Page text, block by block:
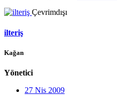
Çevrimdışı
ilteriş
Kağan
Yönetici
27 Nis 2009